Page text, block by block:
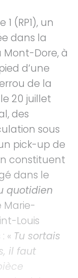
(RP1), un
dans la
Mont-Dore, à
d’une
de la
20 juillet
des
sous
pick-up de
constituent
dans le
quotidien
Marie-
Louis
« Tu sortais
il faut